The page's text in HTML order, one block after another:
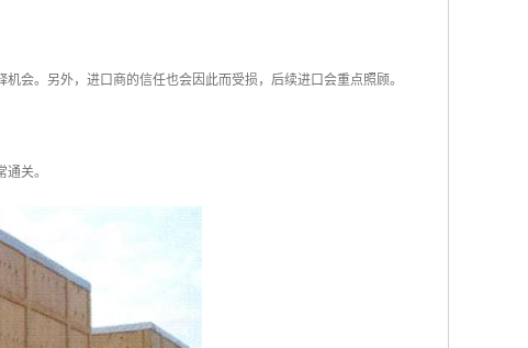
会。另外，进口商的信任也会因此而受损，后续进口会重点照顾。
关。